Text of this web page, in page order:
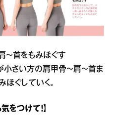
～首をもみほぐす
小さい方の肩甲骨～肩～首ま
ほぐしていく。
をつけて！】